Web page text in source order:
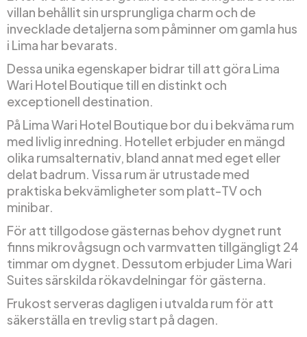
villan behållit sin ursprungliga charm och de
invecklade detaljerna som påminner om gamla hus
i Lima har bevarats.
Dessa unika egenskaper bidrar till att göra Lima
Wari Hotel Boutique till en distinkt och
exceptionell destination.
På Lima Wari Hotel Boutique bor du i bekväma rum
med livlig inredning. Hotellet erbjuder en mängd
olika rumsalternativ, bland annat med eget eller
delat badrum. Vissa rum är utrustade med
praktiska bekvämligheter som platt-TV och
minibar.
För att tillgodose gästernas behov dygnet runt
finns mikrovågsugn och varmvatten tillgängligt 24
timmar om dygnet. Dessutom erbjuder Lima Wari
Suites särskilda rökavdelningar för gästerna.
Frukost serveras dagligen i utvalda rum för att
säkerställa en trevlig start på dagen.